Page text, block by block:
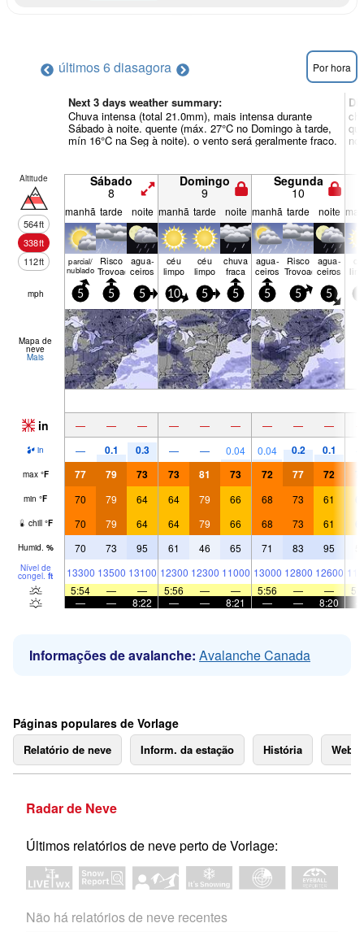
últimos 6 diasagora Por hora
Next 3 days weather summary:
Chuva intensa (total 21.0mm), mais intensa durante
Sábado à noite. quente (máx. 27°C no Domingo à tarde,
mín 16°C na Seg à noite). o vento será geralmente fraco.
Altitude
564ft
338ft
112ft
Sábado
8
Domingo
9
Segunda
10
manhã tarde noite manhã tarde noite manhã tarde noite
parcial/
nublado
Risco
Trovoada
agua­
ceiros
céu
limpo
céu
limpo
chuva
fraca
agua­
ceiros
Risco
Trovoada
agua­
ceiros
mph 5 5 5 10 5 5 5 5 5
Mapa de
neve
Mais
in — — — — — — — — —
in — 0.1 0.3 — — 0.04 0.04 0.2 0.1
max °F 77 79 73 73 81 73 72 77 72
min °F 70 79 64 64 79 66 68 73 61
chill °F 70 79 64 64 79 66 68 73 61
Humid. % 70 73 95 61 46 65 71 83 95
Nível de
congel. ft 13300 13500 13100 12300 12300 11000 13000 12800 12600
5:54
— — 5:56 — — 5:56 — —
—
— 8:22 — — 8:21 — — 8:20
Informações de avalanche: Avalanche Canada
Páginas populares de Vorlage
Relatório de neve Inform. da estação História
Radar de Neve
Últimos relatórios de neve perto de Vorlage:
Não há relatórios de neve recentes